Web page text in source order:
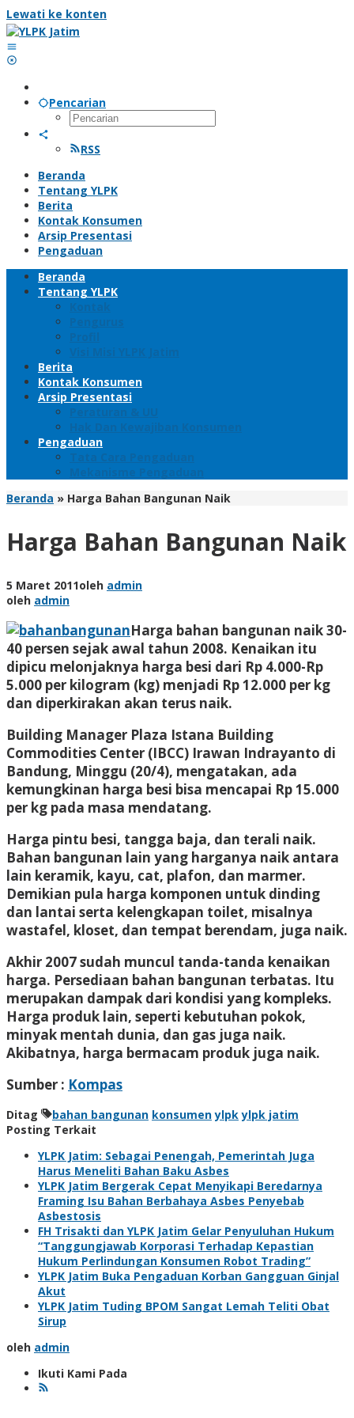
Lewati ke konten
Pencarian
RSS
Beranda
Tentang YLPK
Berita
Kontak Konsumen
Arsip Presentasi
Pengaduan
Beranda
Tentang YLPK
Kontak
Pengurus
Profil
Visi Misi YLPK Jatim
Berita
Kontak Konsumen
Arsip Presentasi
Peraturan & UU
Hak Dan Kewajiban Konsumen
Pengaduan
Tata Cara Pengaduan
Mekanisme Pengaduan
Beranda » Harga Bahan Bangunan Naik
Harga Bahan Bangunan Naik
5 Maret 2011oleh admin
oleh admin
Harga bahan bangunan naik 30-
40 persen sejak awal tahun 2008. Kenaikan itu
dipicu melonjaknya harga besi dari Rp 4.000-Rp
5.000 per kilogram (kg) menjadi Rp 12.000 per kg
dan diperkirakan akan terus naik.
Building Manager Plaza Istana Building
Commodities Center (IBCC) Irawan Indrayanto di
Bandung, Minggu (20/4), mengatakan, ada
kemungkinan harga besi bisa mencapai Rp 15.000
per kg pada masa mendatang.
Harga pintu besi, tangga baja, dan terali naik.
Bahan bangunan lain yang harganya naik antara
lain keramik, kayu, cat, plafon, dan marmer.
Demikian pula harga komponen untuk dinding
dan lantai serta kelengkapan toilet, misalnya
wastafel, kloset, dan tempat berendam, juga naik.
Akhir 2007 sudah muncul tanda-tanda kenaikan
harga. Persediaan bahan bangunan terbatas. Itu
merupakan dampak dari kondisi yang kompleks.
Harga produk lain, seperti kebutuhan pokok,
minyak mentah dunia, dan gas juga naik.
Akibatnya, harga bermacam produk juga naik.
Sumber : Kompas
Ditag bahan bangunan konsumen ylpk ylpk jatim
Posting Terkait
YLPK Jatim: Sebagai Penengah, Pemerintah Juga
Harus Meneliti Bahan Baku Asbes
YLPK Jatim Bergerak Cepat Menyikapi Beredarnya
Framing Isu Bahan Berbahaya Asbes Penyebab
Asbestosis
FH Trisakti dan YLPK Jatim Gelar Penyuluhan Hukum
“Tanggungjawab Korporasi Terhadap Kepastian
Hukum Perlindungan Konsumen Robot Trading”
YLPK Jatim Buka Pengaduan Korban Gangguan Ginjal
Akut
YLPK Jatim Tuding BPOM Sangat Lemah Teliti Obat
Sirup
oleh admin
Ikuti Kami Pada